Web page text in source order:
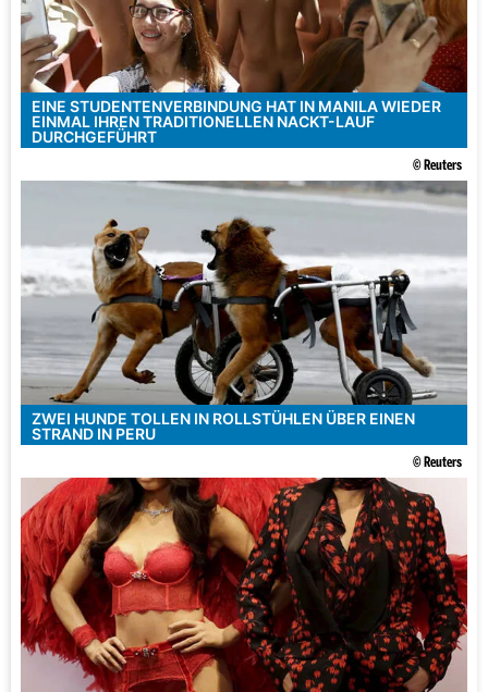
EINE STUDENTENVERBINDUNG HAT IN MANILA WIEDER
EINMAL IHREN TRADITIONELLEN NACKT-LAUF
DURCHGEFÜHRT
© Reuters
ZWEI HUNDE TOLLEN IN ROLLSTÜHLEN ÜBER EINEN
STRAND IN PERU
© Reuters